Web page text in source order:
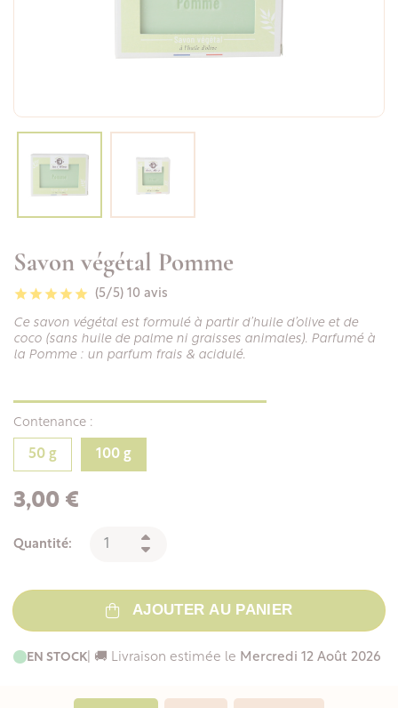
Savon végétal Pomme
(5/5) 10 avis
Ce savon végétal est formulé à partir d’huile d’olive et de
coco (sans huile de palme ni graisses animales). Parfumé à
la Pomme : un parfum frais & acidulé.
Contenance :
50 g 100 g
3,00 €
Quantité:
AJOUTER AU PANIER
EN STOCK | 🚚 Livraison estimée le Mercredi 12 Août 2026